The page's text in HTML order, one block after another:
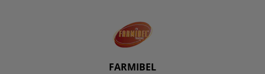
FARMIBEL